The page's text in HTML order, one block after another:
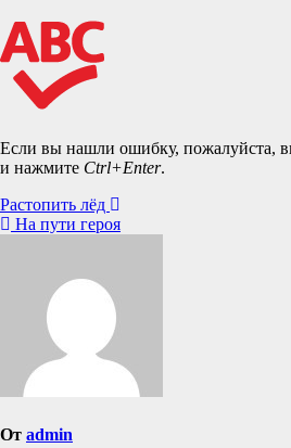
Если вы нашли ошибку, пожалуйста,
и нажмите Ctrl+Enter.
Навигация
по
Растопить лёд
На пути героя
От admin